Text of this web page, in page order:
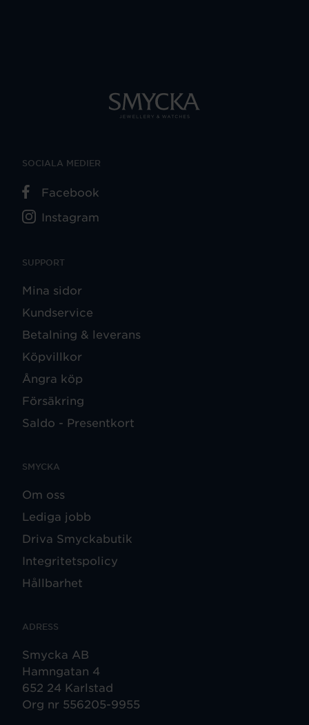
SUPPORT
Mina sidor
Kundservice
Betalning & leverans
Köpvillkor
Ångra köp
Försäkring
Saldo - Presentkort
SMYCKA
Om oss
Lediga jobb
Driva Smyckabutik
Integritetspolicy
Hållbarhet
ADRESS
Smycka AB
Hamngatan 4
652 24 Karlstad
Org nr 556205-9955
SOCIALA MEDIER
Facebook
Instagram